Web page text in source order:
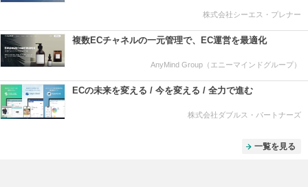
株式会社シーエス・プレナー
複数ECチャネルの一元管理で、EC運営を最適化
AnyMind Group（エニーマインドグループ）
ECの未来を変える / 今を変える / 全力で進む
株式会社ダブルス・パートナーズ
一覧を見る